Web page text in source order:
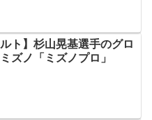
ルト】杉山晃基選手のグロ
ズノ「ミズノプロ」